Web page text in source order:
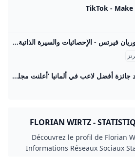
TikTok - Make
اللاعب فلوريان فيرتس - الإحصائيات والسيرة الذاتية كووورة تعرف على إحصائيات ، بما في ذلك الملف الشخصي، وسجل المباريات، والإنجازات والمزيد. ليفربول ألمانياالجنسية7رقم القميص03 مايو 2003تاريخ الميلاد22العمرلاعب خط وسط المركز
فيرتز يحصد جائزة أفضل لاعب في ألمانيا ‘أعلنت مجلة “كيكر شبورتس” اليوم الأحد فوز فلوريان فيرتز لاعب خط وسط منتخب ألمانيا ونادي ليفربول الإنجليزي بجائزة أفضل لاعب كرة قدم في ألمانيا لهذا العام. وحصل فيرتز على 191 صوتا، متفوقا بفارق 110 أصوات عن صاحب المركز الثاني ميكايل أوليسي لاعب بايرن ميونخ، الذي حصل على 81 صوتا، وحل نيك فولتماد النجم الشاب لشتوتغارت في المركز الثالث بـ71 صوتا.’ عودة إلى كتاب مبارك وزمانهإسماعيل محمد خيرات معنا أو ضدنا: منطق يقتل الموضوعيةاحمد سالم ولد بوحبيني
FLORIAN WIRTZ -
Découvrez le profil de Florian
Informations Réseaux Sociaux